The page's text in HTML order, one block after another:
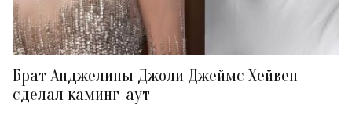
Брат Анджелины Джоли Джеймс Хейвен
сделал каминг-аут